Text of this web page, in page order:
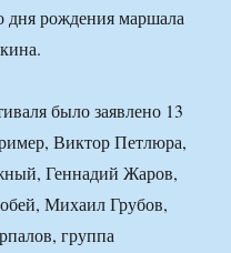
дня рождения маршала
было заявлено 13
Виктор Петлюра,
Геннадий Жаров,
Михаил Грубов,
группа